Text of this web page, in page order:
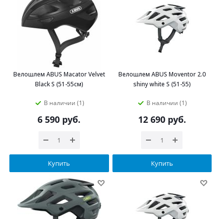
Велошлем ABUS Macator Velvet
Black S (51-55см)
В наличии (1)
6 590 руб.
Купить
Велошлем ABUS Moventor 2.0
shiny white S (51-55)
В наличии (1)
12 690руб.
Купить